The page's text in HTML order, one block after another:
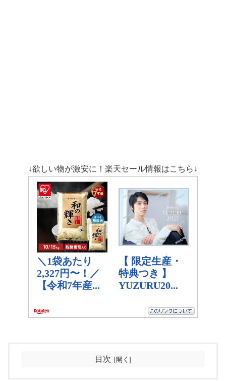
↓欲しい物が激安に！楽天セール情報はこちら↓
目次